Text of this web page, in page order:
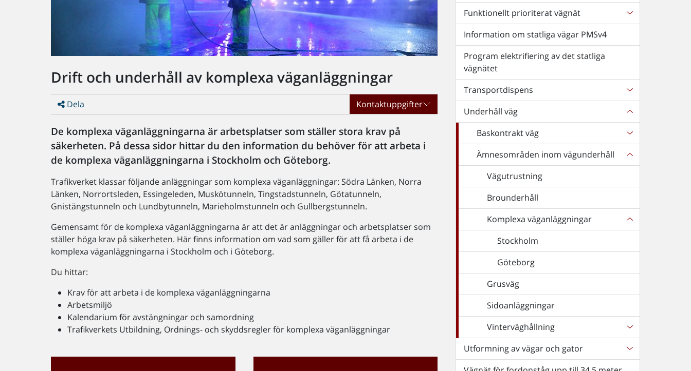
Drift och underhåll av komplexa väganläggningar
Dela Kontaktuppgifter
De komplexa väganläggningarna är arbetsplatser som ställer stora krav på
säkerheten. På dessa sidor hittar du den information du behöver för att arbeta i
de komplexa väganläggningarna i Stockholm och Göteborg.
Trafikverket klassar följande anläggningar som komplexa väganläggningar: Södra Länken, Norra
Länken, Norrortsleden, Essingeleden, Muskötunneln, Tingstadstunneln, Götatunneln,
Gnistängstunneln och Lundbytunneln, Marieholmstunneln och Gullbergstunneln.
Gemensamt för de komplexa väganläggningarna är att det är anläggningar och arbetsplatser som
ställer höga krav på säkerheten. Här finns information om vad som gäller för att få arbeta i de
komplexa väganläggningarna i Stockholm och i Göteborg.
Du hittar:
Krav för att arbeta i de komplexa väganläggningarna
Arbetsmiljö
Kalendarium för avstängningar och samordning
Trafikverkets Utbildning, Ordnings- och skyddsregler för komplexa väganläggningar
Funktionellt prioriterat vägnät
Information om statliga vägar PMSv4
Program elektrifiering av det statliga
vägnätet
Transportdispens
Underhåll väg
Baskontrakt väg
Ämnesområden inom vägunderhåll
Vägutrustning
Brounderhåll
Komplexa väganläggningar
Stockholm
Göteborg
Grusväg
Sidoanläggningar
Vinterväghållning
Utformning av vägar och gator